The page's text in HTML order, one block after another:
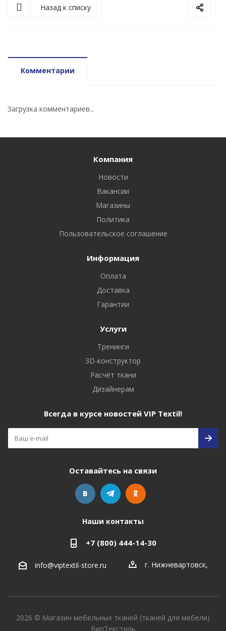
Назад к списку
Комментарии
Загрузка комментариев...
Компания
Новости
Вакансии
Магазины
Политика
Пользовательское соглашение
Информация
Оплата
Доставка
Гарантии
Услуги
Тренинги
3D-конструктор
Расчёт ткани
Дизайнерам
Всегда в курсе новостей VIP Textil!
Оставайтесь на связи
Наши контакты
+7 (800) 444-14-30
info@viptextil-store.ru г. Нижневартовск,
2026 © Магазин мебельных тканей (тканей для мебели)
ВипТекстиль